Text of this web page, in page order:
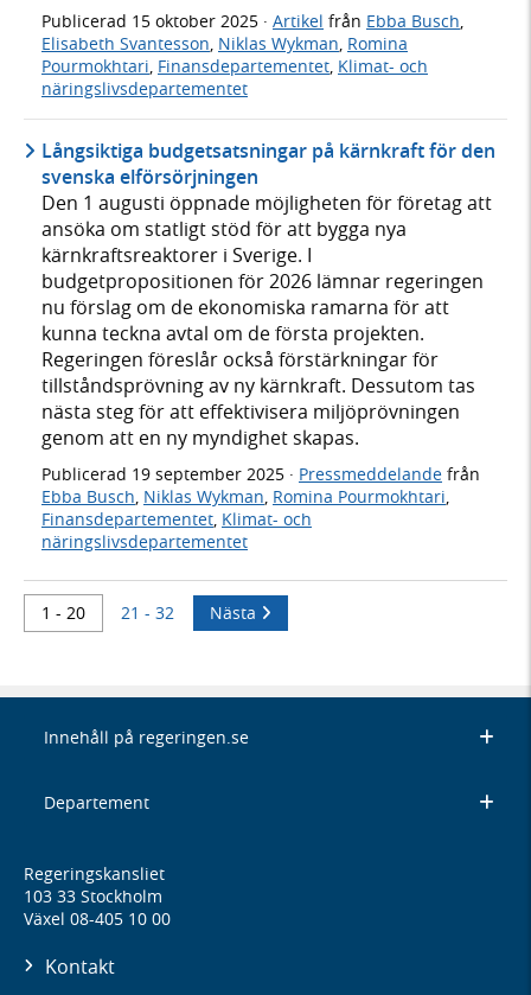
Publicerad 15 oktober 2025 · Artikel från Ebba Busch,
Elisabeth Svantesson, Niklas Wykman, Romina
Pourmokhtari, Finansdepartementet, Klimat- och
näringslivsdepartementet
Långsiktiga budgetsatsningar på kärnkraft för den
svenska elförsörjningen
Den 1 augusti öppnade möjligheten för företag att
ansöka om statligt stöd för att bygga nya
kärnkraftsreaktorer i Sverige. I
budgetpropositionen för 2026 lämnar regeringen
nu förslag om de ekonomiska ramarna för att
kunna teckna avtal om de första projekten.
Regeringen föreslår också förstärkningar för
tillståndsprövning av ny kärnkraft. Dessutom tas
nästa steg för att effektivisera miljöprövningen
genom att en ny myndighet skapas.
Publicerad 19 september 2025 · Pressmeddelande från
Ebba Busch, Niklas Wykman, Romina Pourmokhtari,
Finansdepartementet, Klimat- och
näringslivsdepartementet
1 - 20 21 - 32 Nästa
Innehåll på regeringen.se
Departement
Regeringskansliet
103 33 Stockholm
Växel 08-405 10 00
Kontakt